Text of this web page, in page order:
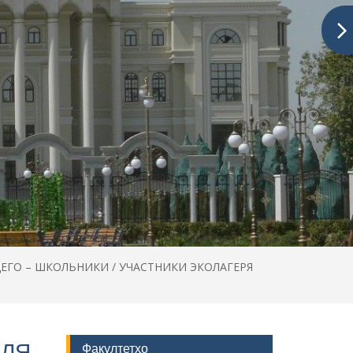
– ШКОЛЬНИКИ / УЧАСТНИКИ ЭКОЛАГЕРЯ
Факултетҳо